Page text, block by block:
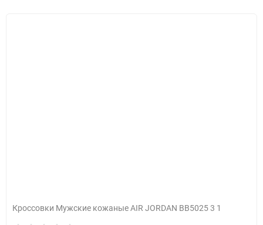
Кроссовки Мужские кожаные AIR JORDAN BB5025 3 1